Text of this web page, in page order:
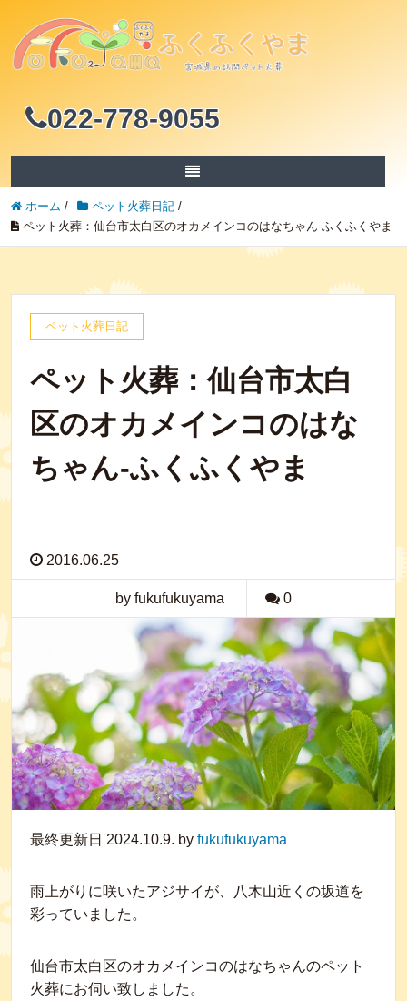
022-778-9055
ホーム / ペット火葬日記 /
ペット火葬：仙台市太白区のオカメインコのはなちゃん-ふくふくやま
ペット火葬日記
ペット火葬：仙台市太白
区のオカメインコのはな
ちゃん-ふくふくやま
2016.06.25
by fukufukuyama 0
最終更新日 2024.10.9. by fukufukuyama
雨上がりに咲いたアジサイが、八木山近くの坂道を
彩っていました。
仙台市太白区のオカメインコのはなちゃんのペット
火葬にお伺い致しました。